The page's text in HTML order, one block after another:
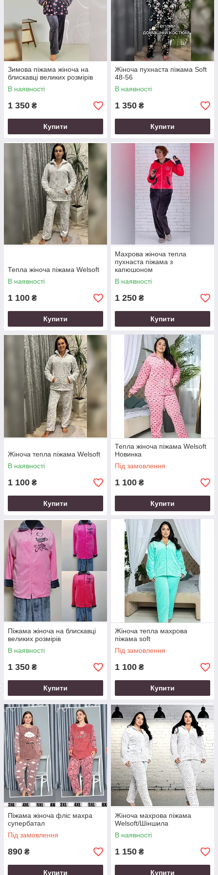
Зимова піжама жіноча на
блискавці великих розмірів
В наявності
1 350 ₴
Купити
Жіноча пухнаста піжама Soft
48-56
В наявності
1 350 ₴
Купити
Тепла жіноча піжама Welsoft
В наявності
1 100 ₴
Купити
Махрова жіноча тепла
пухнаста піжама з
капюшоном
В наявності
1 250 ₴
Купити
Жіноча тепла піжама Welsoft
В наявності
1 100 ₴
Купити
Тепла жіноча піжама Welsoft
Новинка
Під замовлення
1 100 ₴
Купити
Піжама жіноча на блискавці
великих розмірів
В наявності
1 350 ₴
Купити
Жіноча тепла махрова
піжама soft
Під замовлення
1 100 ₴
Купити
Піжама жіноча фліс махра
супербатал
Під замовлення
890 ₴
Купити
Жіноча махрова піжама
Welsoft/Шіншила
В наявності
1 150 ₴
Купити